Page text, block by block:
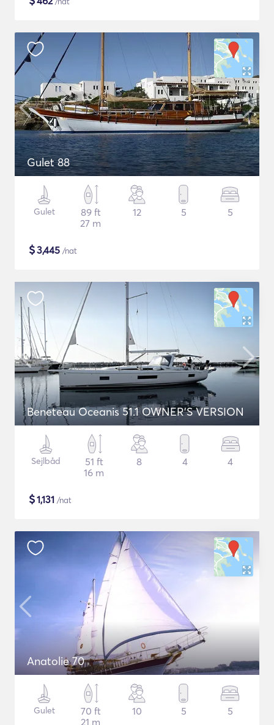
Gulet 88
Gulet
89 ft
27 m
12 5 5
$3,445 /nat
Beneteau Oceanis 51.1 OWNER'S VERSION
Sejlbåd
51 ft
16 m
8 4 4
$1,131 /nat
Anatolie 70
Gulet
70 ft
21 m
10 5 5